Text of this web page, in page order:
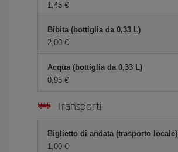
1,45 €
Bibita (bottiglia da 0,33 L)
2,00 €
Acqua (bottiglia da 0,33 L)
0,95 €
Transporti
Biglietto di andata (trasporto locale)
1,00 €